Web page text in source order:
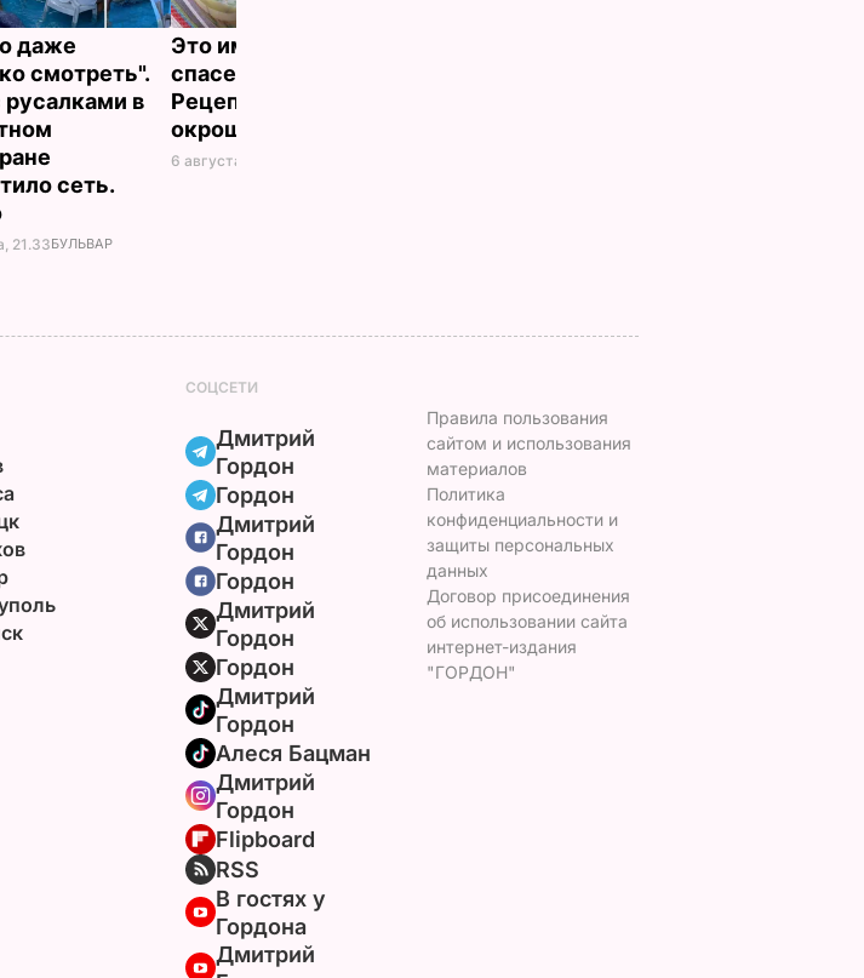
даже
смотреть".
в
сеть.
21.33БУЛЬВАР
Это именно то, что
спасет в жару.
Рецепт вкуснейшей
окрошки
6 августа, 18.21
СОЦСЕТИ
Дмитрий
Гордон
Гордон
Дмитрий
Гордон
Гордон
Дмитрий
Гордон
Гордон
Дмитрий
Гордон
Алеся Бацман
Дмитрий
Гордон
Flipboard
RSS
В гостях у
Гордона
Дмитрий
Правила пользования
сайтом и использования
материалов
Политика
конфиденциальности и
защиты персональных
данных
Договор присоединения
об использовании сайта
интернет-издания
"ГОРДОН"